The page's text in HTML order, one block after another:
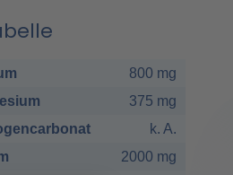
800 mg
375 mg
k. A.
2000 mg